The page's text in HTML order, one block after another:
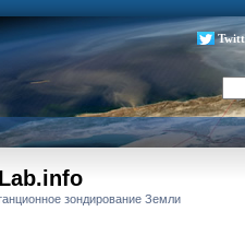
зондирование Земли